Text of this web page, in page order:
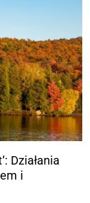
Działania
i